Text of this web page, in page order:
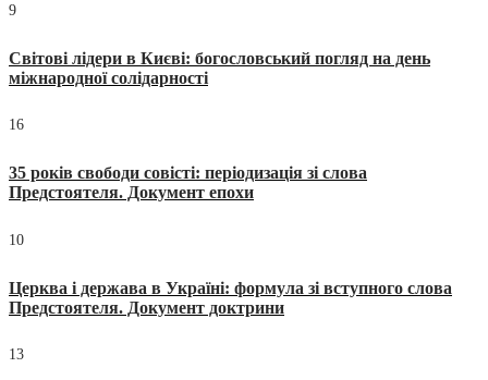
9
Світові лідери в Києві: богословський погляд на день
міжнародної солідарності
16
35 років свободи совісті: періодизація зі слова
Предстоятеля. Документ епохи
10
Церква і держава в Україні: формула зі вступного слова
Предстоятеля. Документ доктрини
13